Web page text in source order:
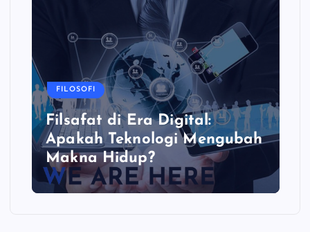
FILOSOFI
Filsafat di Era Digital:
Apakah Teknologi Mengubah
Makna Hidup?